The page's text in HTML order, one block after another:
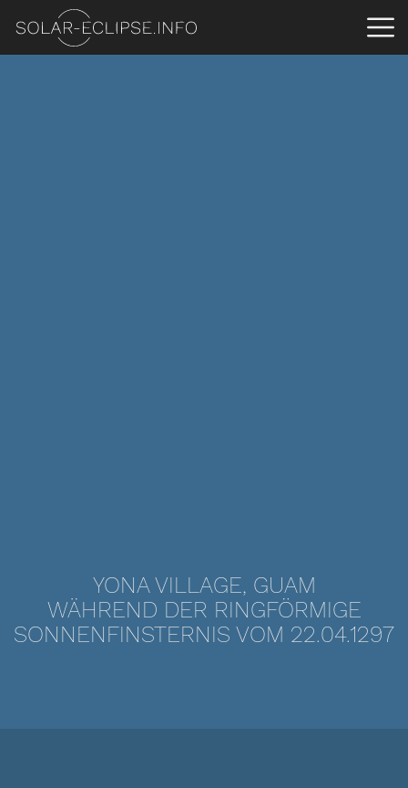
YONA VILLAGE, GUAM
WÄHREND DER RINGFÖRMIGE
SONNENFINSTERNIS VOM 22.04.1297